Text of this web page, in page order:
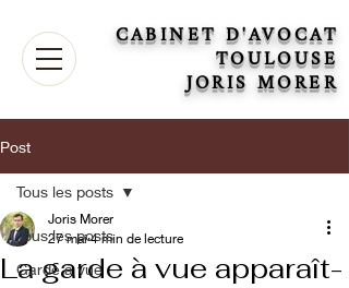
CABINET D'AVOCAT
TOULOUSE
JORIS MORER
Post
Tous les posts
Garde à vue
Tous les posts
La garde à vue apparaît-
Joris Morer
27 mai 4 min de lecture